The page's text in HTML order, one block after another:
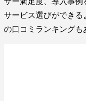
サービス選びができる
の口コミランキングも